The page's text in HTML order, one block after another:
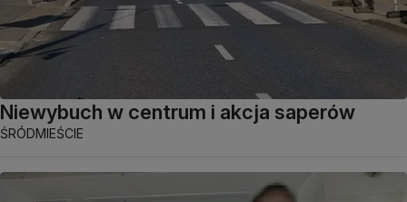
Niewybuch w centrum i akcja saperów
ŚRÓDMIEŚCIE